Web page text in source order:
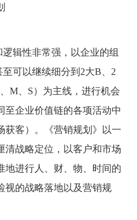
逻辑性非常强，以企业的组
可以继续细分到2大B、2
M、S）为主线，进行机会
至企业价值链的各项活动中
获客）。《营销规划》以一
清战略定位，以客户和市场
地进行人、财、物、时间的
视的战略落地以及营销规